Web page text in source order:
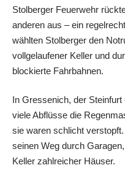
Stolberger Feuerwehr
anderen aus – ein
wählten Stolberger den
vollgelaufener Keller und
blockierte Fahrbahnen.
In Gressenich, der
viele Abflüsse die
sie waren schlicht
seinen Weg durch
Keller zahlreicher Häuser.